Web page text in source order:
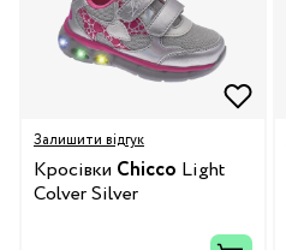
Залишити відгук
Кросівки Chicco Light
Colver Silver